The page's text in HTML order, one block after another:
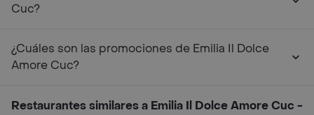
Cuc?
¿Cuáles son las promociones de Emilia Il Dolce
Amore Cuc?
Restaurantes similares a Emilia Il Dolce Amore Cuc -